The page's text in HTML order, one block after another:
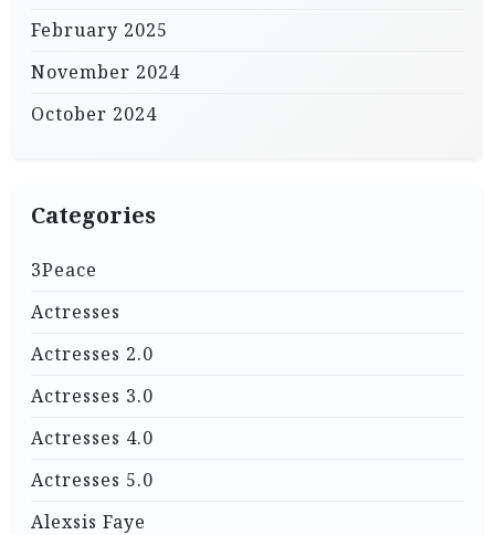
February 2025
November 2024
October 2024
Categories
3Peace
Actresses
Actresses 2.0
Actresses 3.0
Actresses 4.0
Actresses 5.0
Alexsis Faye